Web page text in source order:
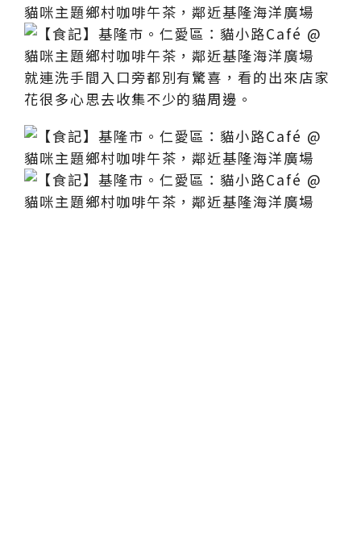
就連洗手間入口旁都別有驚喜，看的出來店家
花很多心思去收集不少的貓周邊。